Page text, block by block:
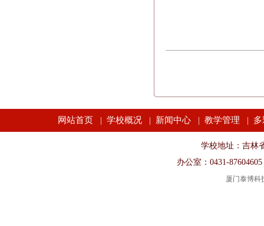
网站首页 学校概况 新闻中心 教学管理
学校地址：吉林
办公室：0431-
厦门泰博科